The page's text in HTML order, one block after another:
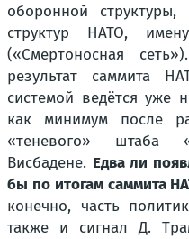
оборонной
структур НАТО,
(«Смертоносная
результат саммита
системой ведётся уже
как минимум после
«теневого» штаба
Висбадене. Едва ли
бы по итогам саммита
конечно, часть
также и сигнал Д.